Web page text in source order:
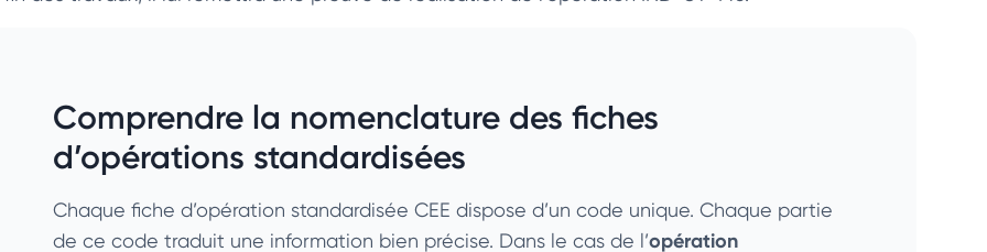
Comprendre la nomenclature des fiches
d’opérations standardisées
Chaque fiche d’opération standardisée CEE dispose d’un code unique. Chaque partie
de ce code traduit une information bien précise. Dans le cas de l’opération